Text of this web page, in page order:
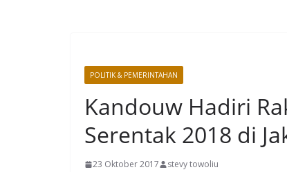
POLITIK & PEMERINTAHAN
Kandouw Hadiri
Serentak 2018 di
23 Oktober 2017 stevy towoliu